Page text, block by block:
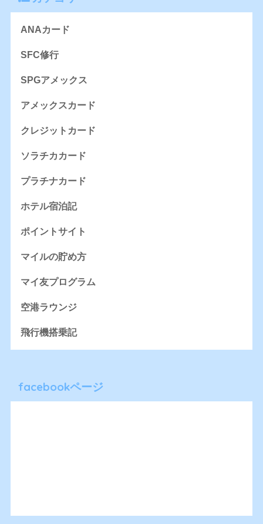
ANAカード
SFC修行
SPGアメックス
アメックスカード
クレジットカード
ソラチカカード
プラチナカード
ホテル宿泊記
ポイントサイト
マイルの貯め方
マイ友プログラム
空港ラウンジ
飛行機搭乗記
facebookページ